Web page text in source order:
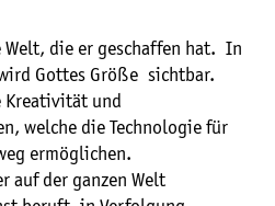
Welt, die er geschaffen hat. In
Gottes Größe sichtbar.
Kreativität und
welche die Technologie für
ermöglichen.
auf der ganzen Welt